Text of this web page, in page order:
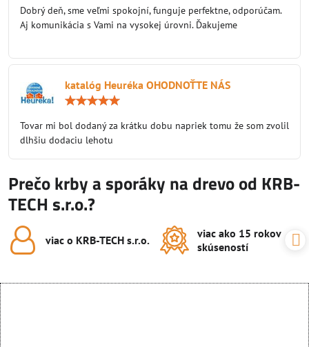
5
Dobrý deň, sme veľmi spokojní, funguje perfektne, odporúčam.
Aj komunikácia s Vami na vysokej úrovni. Ďakujeme
katalóg Heuréka OHODNOŤTE NÁS
5
Tovar mi bol dodaný za krátku dobu napriek tomu že som zvolil
dlhšiu dodaciu lehotu
Prečo krby a sporáky na drevo od KRB-
TECH s.r.o.?
viac o KRB-TECH s​.r​.o​.
viac ako 15 rokov
skúseností